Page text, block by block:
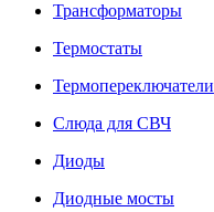
Трансформаторы
Термостаты
Термопереключатели
Слюда для СВЧ
Диоды
Диодные мосты